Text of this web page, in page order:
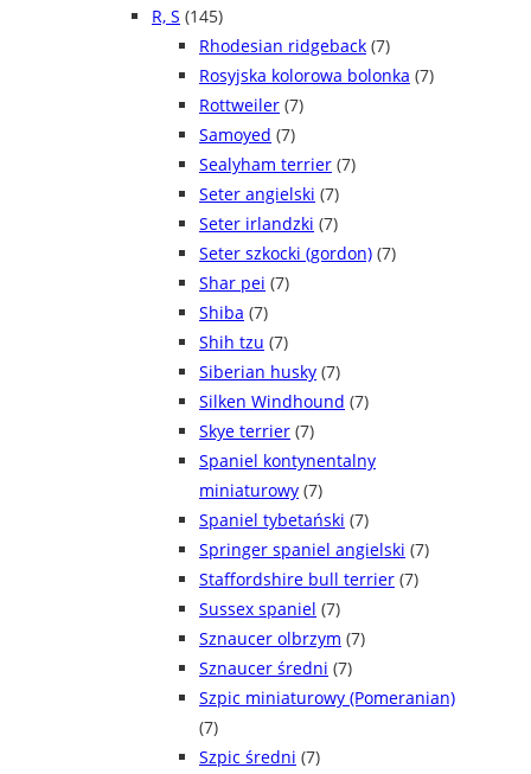
R, S (145)
Rhodesian ridgeback (7)
Rosyjska kolorowa bolonka (7)
Rottweiler (7)
Samoyed (7)
Sealyham terrier (7)
Seter angielski (7)
Seter irlandzki (7)
Seter szkocki (gordon) (7)
Shar pei (7)
Shiba (7)
Shih tzu (7)
Siberian husky (7)
Silken Windhound (7)
Skye terrier (7)
Spaniel kontynentalny
miniaturowy (7)
Spaniel tybetański (7)
Springer spaniel angielski (7)
Staffordshire bull terrier (7)
Sussex spaniel (7)
Sznaucer olbrzym (7)
Sznaucer średni (7)
Szpic miniaturowy (Pomeranian)
(7)
Szpic średni (7)